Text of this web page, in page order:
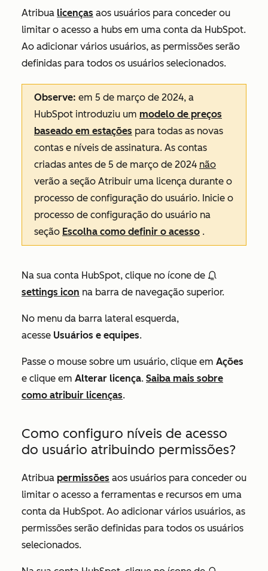
Atribua licenças aos usuários para conceder ou
limitar o acesso a hubs em uma conta da HubSpot.
Ao adicionar vários usuários, as permissões serão
definidas para todos os usuários selecionados.
Observe: em 5 de março de 2024, a
HubSpot introduziu um modelo de preços
baseado em estações para todas as novas
contas e níveis de assinatura. As contas
criadas antes de 5 de março de 2024 não
verão a seção Atribuir uma licença durante o
processo de configuração do usuário. Inicie o
processo de configuração do usuário na
seção Escolha como definir o acesso .
Na sua conta HubSpot, clique no ícone de
settings icon na barra de navegação superior.
No menu da barra lateral esquerda,
acesse Usuários e equipes.
Passe o mouse sobre um usuário, clique em Ações
e clique em Alterar licença. Saiba mais sobre
como atribuir licenças.
Como configuro níveis de acesso
do usuário atribuindo permissões?
Atribua permissões aos usuários para conceder ou
limitar o acesso a ferramentas e recursos em uma
conta da HubSpot. Ao adicionar vários usuários, as
permissões serão definidas para todos os usuários
selecionados.